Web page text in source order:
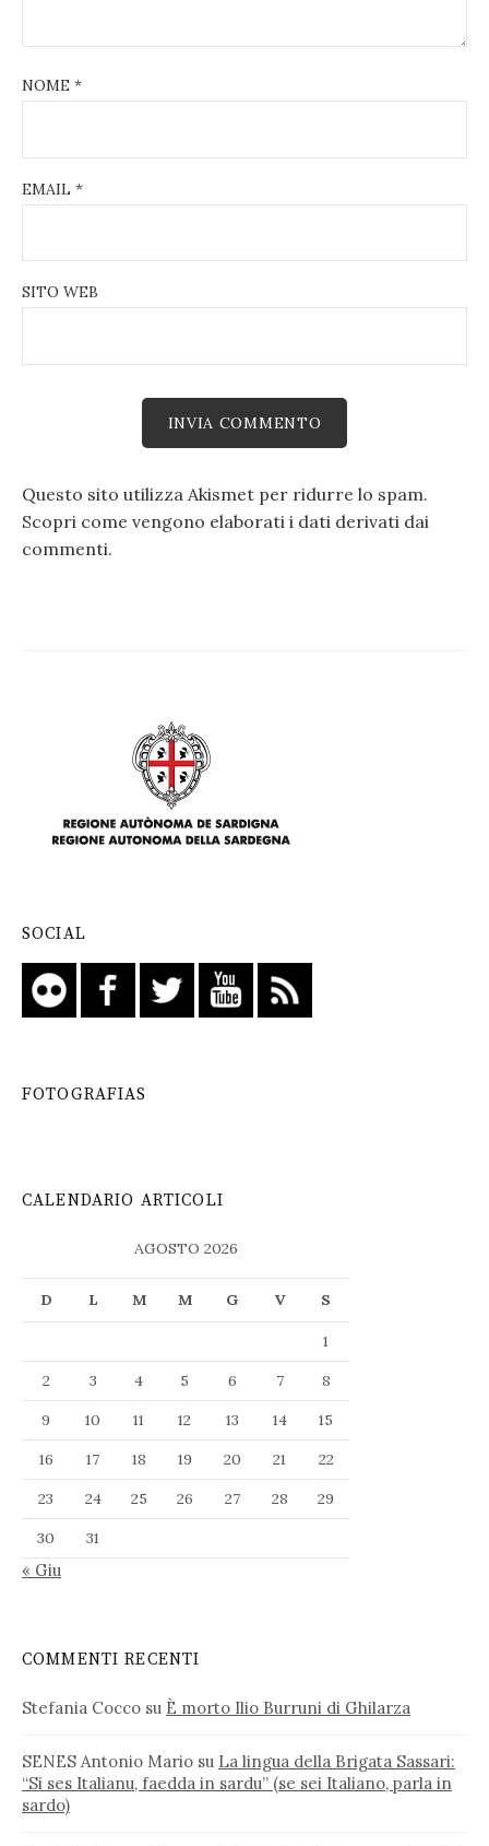
NOME *
EMAIL *
SITO WEB
Questo sito utilizza Akismet per ridurre lo spam.
Scopri come vengono elaborati i dati derivati dai
commenti.
SOCIAL
FOTOGRAFIAS
CALENDARIO ARTICOLI
AGOSTO 2026
D L M M G V S
1
2
3 4 5 6 7
8
9
10 11 12 13 14
15
16
17 18 19 20 21
22
23
24 25 26 27 28
29
30
31
« Giu
COMMENTI RECENTI
Stefania Cocco su È morto Ilio Burruni di Ghilarza
SENES Antonio Mario su La lingua della Brigata Sassari:
“Si ses Italianu, faedda in sardu” (se sei Italiano, parla in
sardo)